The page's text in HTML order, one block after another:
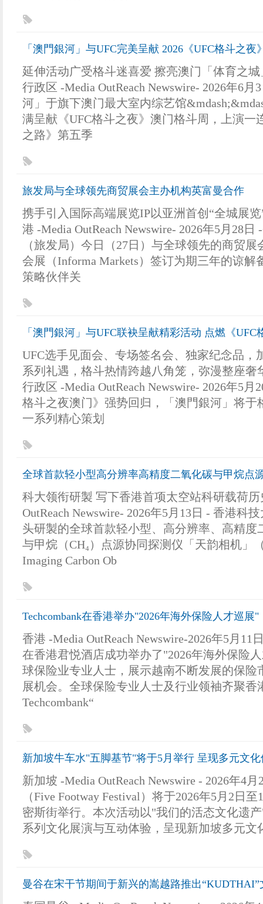
「澳門銀河」与UFC完美呈献 2026《UFC格斗之
延伸活动广受格斗迷喜爱 擦亮澳门「体育之
行政区 -Media OutReach Newswire- 2026年6月
河」于旗下澳门最大室内综艺馆
满呈献《UFC格斗之夜》澳门格斗周，上演一
之路》第五季
旅发局与全球领先商贸展会主办机构英富曼合作
携手引入国际高端展览IP以亚洲首创“全城展
港 -Media OutReach Newswire- 2026年5月28
（旅发局）今日（27日）与全球领先的商贸
会展（Informa Markets）签订为期三年的谅解
策略伙伴关
「澳門銀河」与UFC联袂呈献精彩活动 点燃《
UFC选手见面会、专场签名会、独家纪念品，
系列礼遇，格斗热情跨越八角笼，弥漫整座奢
行政区 -Media OutReach Newswire- 2026年5月
格斗之夜澳门》强势回归，「澳門銀河」将于
一系列精心策划
全球首款轻小型高分辨率高精度二氧化碳与甲烷点
科大领衔研製 写下香港首项太空站科研载荷历
OutReach Newswire- 2026年5月13日 - 香港科
头研製的全球首款轻小型、高分辨率、高精度
与甲烷（CH₄）点源协同探测仪「天韵相机」
Imaging Carbon Ob
Techcombank在香港举办"2026年海外保险人才巡展"
香港 -Media OutReach Newswire-2026年5月11
在香港君悦酒店成功举办了"2026年海外保险
球保险业专业人士，展示越南不断发展的保险
展机会。全球保险专业人士及行业领袖齐聚香
Techcombank“
新加坡牛车水"五脚基节"将于5月举行 呈现多元文化
新加坡 -Media OutReach Newswire - 2026年4
（Five Footway Festival）将于2026年5月2日
密斯街举行。本次活动以"我们的活态文化遗
系列文化展演与互动体验，呈现新加坡多元文
曼谷在宋干节期间于新兴的嵩越路推出